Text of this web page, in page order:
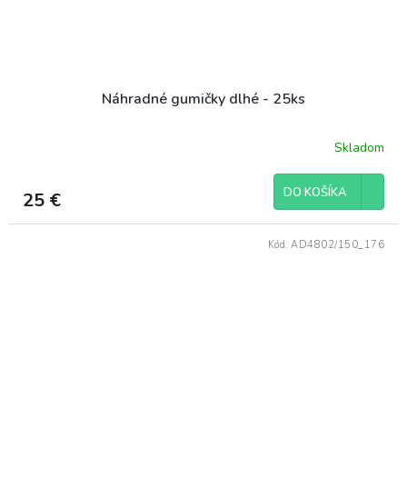
Náhradné gumičky dlhé - 25ks
Skladom
25 € DO KOŠÍKA
Kód: AD4802/150_176